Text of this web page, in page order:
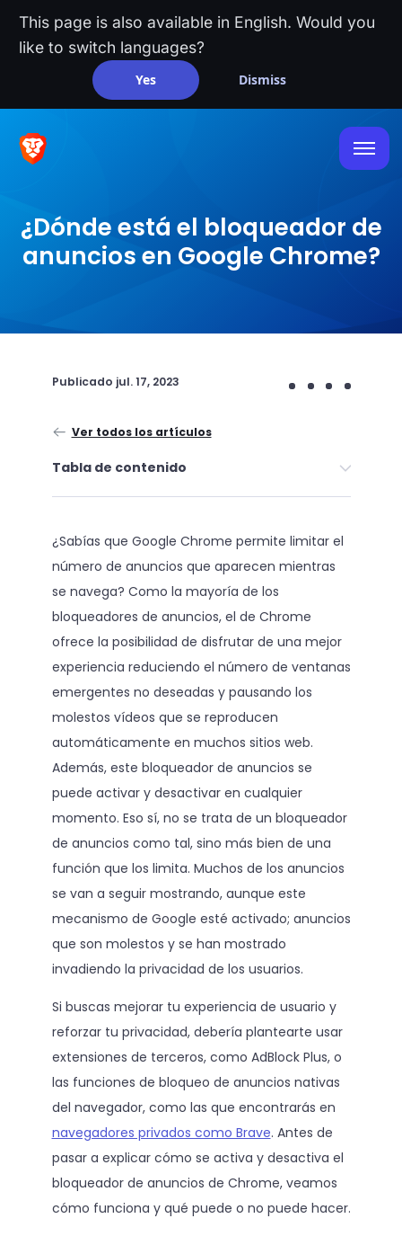
This page is also available in English. Would you
like to switch languages?
Yes Dismiss
¿Dónde está el bloqueador de
anuncios en Google Chrome?
Publicado jul. 17, 2023
Ver todos los artículos
Tabla de contenido
¿Sabías que Google Chrome permite limitar el
número de anuncios que aparecen mientras
se navega? Como la mayoría de los
bloqueadores de anuncios, el de Chrome
ofrece la posibilidad de disfrutar de una mejor
experiencia reduciendo el número de ventanas
emergentes no deseadas y pausando los
molestos vídeos que se reproducen
automáticamente en muchos sitios web.
Además, este bloqueador de anuncios se
puede activar y desactivar en cualquier
momento. Eso sí, no se trata de un bloqueador
de anuncios como tal, sino más bien de una
función que los limita. Muchos de los anuncios
se van a seguir mostrando, aunque este
mecanismo de Google esté activado; anuncios
que son molestos y se han mostrado
invadiendo la privacidad de los usuarios.
Si buscas mejorar tu experiencia de usuario y
reforzar tu privacidad, debería plantearte usar
extensiones de terceros, como AdBlock Plus, o
las funciones de bloqueo de anuncios nativas
del navegador, como las que encontrarás en
navegadores privados como Brave. Antes de
pasar a explicar cómo se activa y desactiva el
bloqueador de anuncios de Chrome, veamos
cómo funciona y qué puede o no puede hacer.